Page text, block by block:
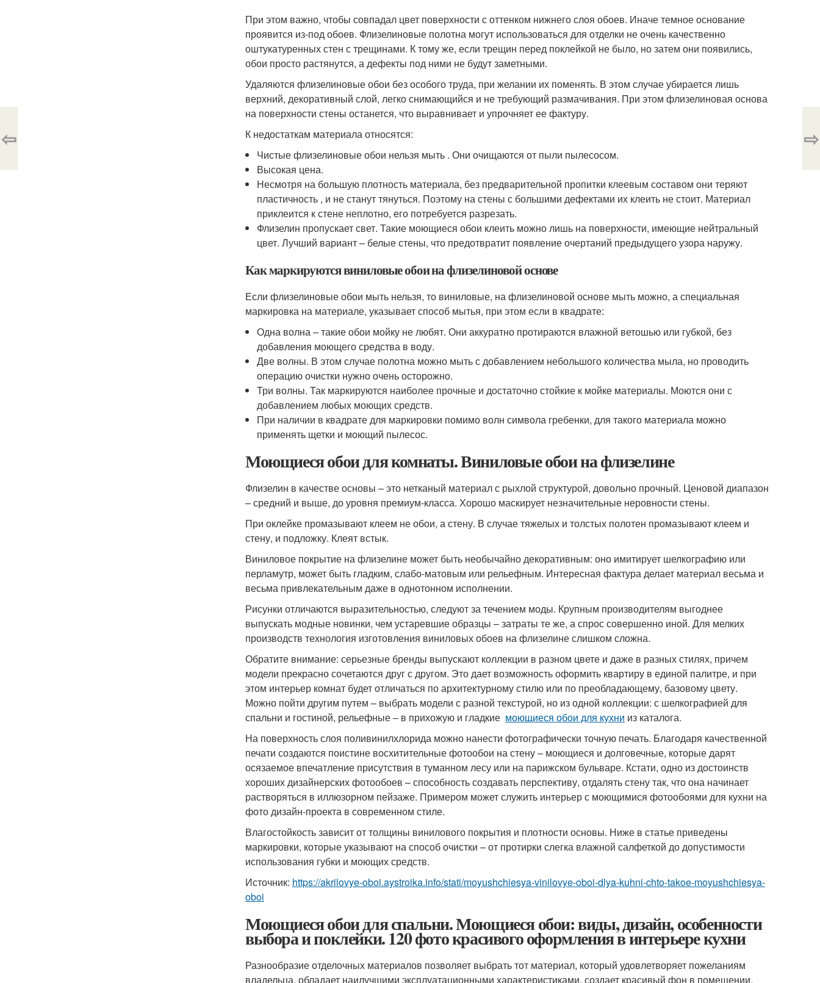
При этом важно, чтобы совпадал цвет поверхности с оттенком нижнего слоя обоев. Иначе темное основание
проявится из-под обоев. Флизелиновые полотна могут использоваться для отделки не очень качественно
оштукатуренных стен с трещинами. К тому же, если трещин перед поклейкой не было, но затем они появились,
обои просто растянутся, а дефекты под ними не будут заметными.
Удаляются флизелиновые обои без особого труда, при желании их поменять. В этом случае убирается лишь
верхний, декоративный слой, легко снимающийся и не требующий размачивания. При этом флизелиновая основа
на поверхности стены останется, что выравнивает и упрочняет ее фактуру.
К недостаткам материала относятся:
Чистые флизелиновые обои нельзя мыть . Они очищаются от пыли пылесосом.
Высокая цена.
Несмотря на большую плотность материала, без предварительной пропитки клеевым составом они теряют
пластичность , и не станут тянуться. Поэтому на стены с большими дефектами их клеить не стоит. Материал
приклеится к стене неплотно, его потребуется разрезать.
Флизелин пропускает свет. Такие моющиеся обои клеить можно лишь на поверхности, имеющие нейтральный
цвет. Лучший вариант – белые стены, что предотвратит появление очертаний предыдущего узора наружу.
Как маркируются виниловые обои на флизелиновой основе
Если флизелиновые обои мыть нельзя, то виниловые, на флизелиновой основе мыть можно, а специальная
маркировка на материале, указывает способ мытья, при этом если в квадрате:
Одна волна – такие обои мойку не любят. Они аккуратно протираются влажной ветошью или губкой, без
добавления моющего средства в воду.
Две волны. В этом случае полотна можно мыть с добавлением небольшого количества мыла, но проводить
операцию очистки нужно очень осторожно.
Три волны. Так маркируются наиболее прочные и достаточно стойкие к мойке материалы. Моются они с
добавлением любых моющих средств.
При наличии в квадрате для маркировки помимо волн символа гребенки, для такого материала можно
применять щетки и моющий пылесос.
Моющиеся обои для комнаты. Виниловые обои на флизелине
Флизелин в качестве основы – это нетканый материал с рыхлой структурой, довольно прочный. Ценовой диапазон
– средний и выше, до уровня премиум-класса. Хорошо маскирует незначительные неровности стены.
При оклейке промазывают клеем не обои, а стену. В случае тяжелых и толстых полотен промазывают клеем и
стену, и подложку. Клеят встык.
Виниловое покрытие на флизелине может быть необычайно декоративным: оно имитирует шелкографию или
перламутр, может быть гладким, слабо-матовым или рельефным. Интересная фактура делает материал весьма и
весьма привлекательным даже в однотонном исполнении.
Рисунки отличаются выразительностью, следуют за течением моды. Крупным производителям выгоднее
выпускать модные новинки, чем устаревшие образцы – затраты те же, а спрос совершенно иной. Для мелких
производств технология изготовления виниловых обоев на флизелине слишком сложна.
Обратите внимание: серьезные бренды выпускают коллекции в разном цвете и даже в разных стилях, причем
модели прекрасно сочетаются друг с другом. Это дает возможность оформить квартиру в единой палитре, и при
этом интерьер комнат будет отличаться по архитектурному стилю или по преобладающему, базовому цвету.
Можно пойти другим путем – выбрать модели с разной текстурой, но из одной коллекции: с шелкографией для
спальни и гостиной, рельефные – в прихожую и гладкие моющиеся обои для кухни из каталога.
На поверхность слоя поливинилхлорида можно нанести фотографически точную печать. Благодаря качественной
печати создаются поистине восхитительные фотообои на стену – моющиеся и долговечные, которые дарят
осязаемое впечатление присутствия в туманном лесу или на парижском бульваре. Кстати, одно из достоинств
хороших дизайнерских фотообоев – способность создавать перспективу, отдалять стену так, что она начинает
растворяться в иллюзорном пейзаже. Примером может служить интерьер с моющимися фотообоями для кухни на
фото дизайн-проекта в современном стиле.
Влагостойкость зависит от толщины винилового покрытия и плотности основы. Ниже в статье приведены
маркировки, которые указывают на способ очистки – от протирки слегка влажной салфеткой до допустимости
использования губки и моющих средств.
Источник: https://akrilovye-oboi.aystroika.info/stati/moyushchiesya-vinilovye-oboi-dlya-kuhni-chto-takoe-moyushchiesya-
oboi
Моющиеся обои для спальни. Моющиеся обои: виды, дизайн, особенности
выбора и поклейки. 120 фото красивого оформления в интерьере кухни
Разнообразие отделочных материалов позволяет выбрать тот материал, который удовлетворяет пожеланиям
владельца, обладает наилучшими эксплуатационными характеристиками, создает красивый фон в помещении.
⇦ ⇨